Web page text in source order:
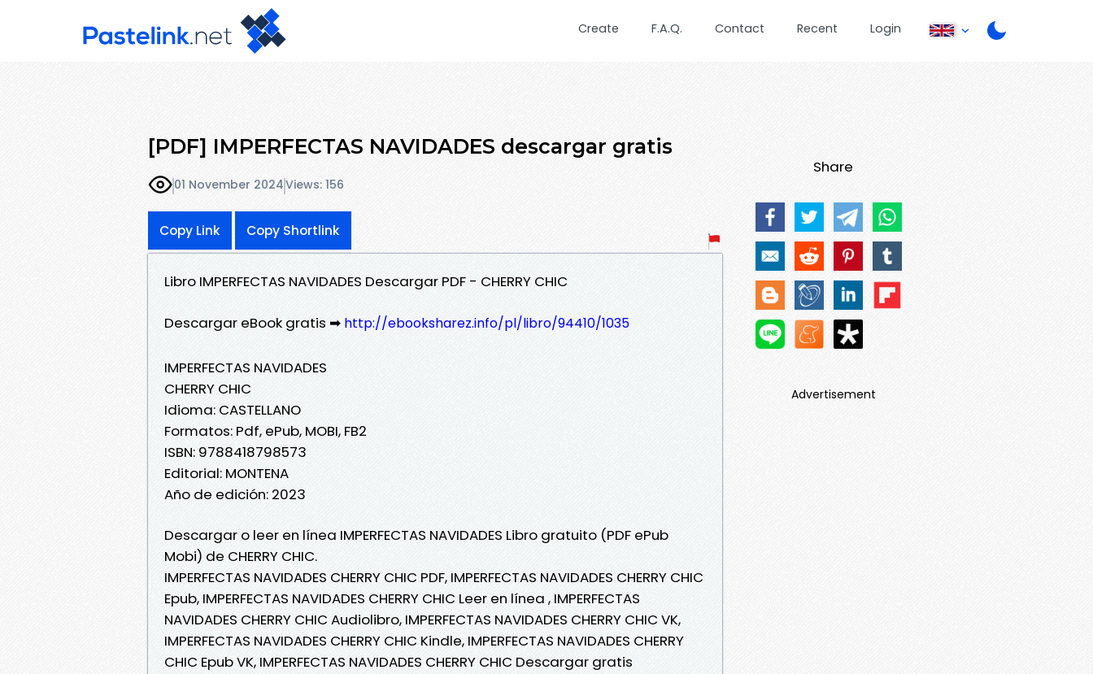
Create F.A.Q. Contact Recent Login
[PDF] IMPERFECTAS NAVIDADES descargar gratis
01 November 2024Views: 156
Copy Link Copy Shortlink
Libro IMPERFECTAS NAVIDADES Descargar PDF - CHERRY CHIC
Descargar eBook gratis ➡ http://ebooksharez.info/pl/libro/94410/1035
IMPERFECTAS NAVIDADES
CHERRY CHIC
Idioma: CASTELLANO
Formatos: Pdf, ePub, MOBI, FB2
ISBN: 9788418798573
Editorial: MONTENA
Año de edición: 2023
Descargar o leer en línea IMPERFECTAS NAVIDADES Libro gratuito (PDF ePub
Mobi) de CHERRY CHIC.
IMPERFECTAS NAVIDADES CHERRY CHIC PDF, IMPERFECTAS NAVIDADES CHERRY CHIC
Epub, IMPERFECTAS NAVIDADES CHERRY CHIC Leer en línea , IMPERFECTAS
NAVIDADES CHERRY CHIC Audiolibro, IMPERFECTAS NAVIDADES CHERRY CHIC VK,
IMPERFECTAS NAVIDADES CHERRY CHIC Kindle, IMPERFECTAS NAVIDADES CHERRY
CHIC Epub VK, IMPERFECTAS NAVIDADES CHERRY CHIC Descargar gratis
Share
Advertisement